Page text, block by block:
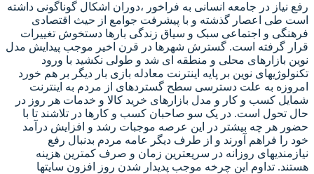
رفع نیاز در جامعه انسانی به فراخور ،دوران اشکال گوناگونی داشته
است طی اعصار گذشته و با پیشرفت جوامع از حیث اقتصادی
فرهنگی و اجتماعی سبک و سیاق زندگی بارها دستخوش تغییرات
قرار گرفته است. گسترش شهرها در قرن اخیر موجب پیدایش مدل
نوین بازارهای محلی و منطقه ای شد و طولی نکشید با ورود
تکنولوژیهای نوین بر پایه اینترنت معادله بازی بار دیگر بر هم خورد
امروزه به علت دسترسی سطح گستردهای از مردم به اینترنت
شمایل کسب و کار و مدل بازارهای خرید کالا و خدمات هر روز در
حال تحول است. در یک سو صاحبان کسب و کارها در تلاشند تا با
حضور هر چه بیشتر در این عرصه موجبات رشد و افزایش درآمد
خود را فراهم آورند و از طرف دیگر عامه مردم بدنبال رفع
نیازمندیهای روزانه در سریعترین زمان و صرف کمترین هزینه
هستند. تداوم این چرخه موجب پدیدار شدن روز افزون سایتها